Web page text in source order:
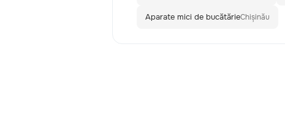
Aparate mici de bucătărieChișinău